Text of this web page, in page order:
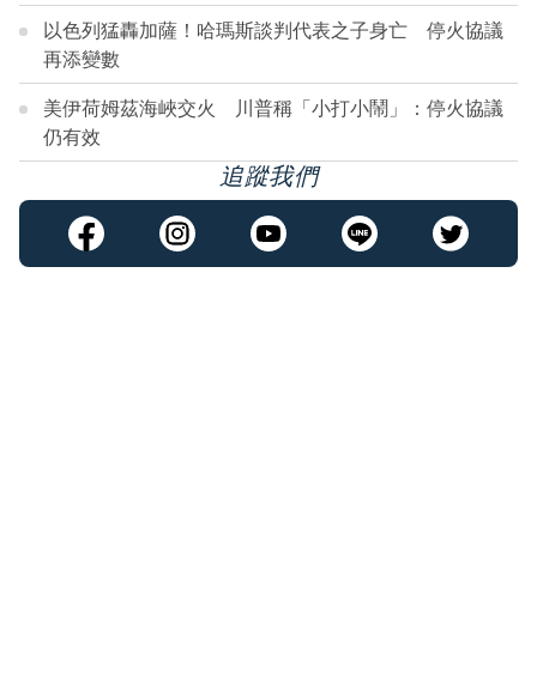
以色列猛轟加薩！哈瑪斯談判代表之子身亡 停火協議
再添變數
美伊荷姆茲海峽交火 川普稱「小打小鬧」：停火協議
仍有效
追蹤我們